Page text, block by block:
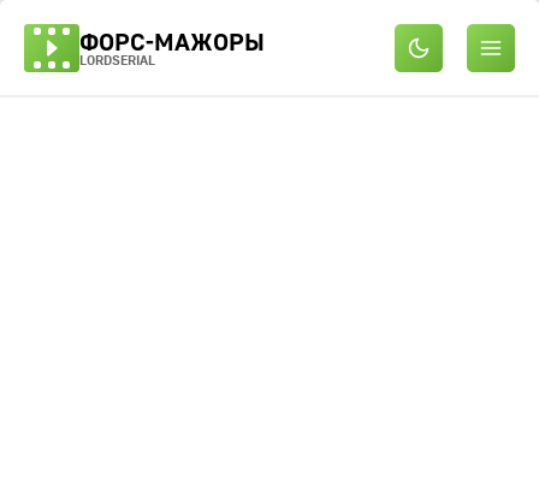
ФОРС-МАЖОРЫ
LORDSERIAL